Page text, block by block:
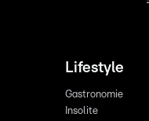
Lifestyle
Gastronomie
Insolite